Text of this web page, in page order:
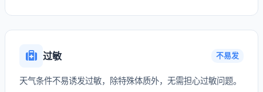
过敏 不易发
天气条件不易诱发过敏，除特殊体质外，无需担心过敏问题。